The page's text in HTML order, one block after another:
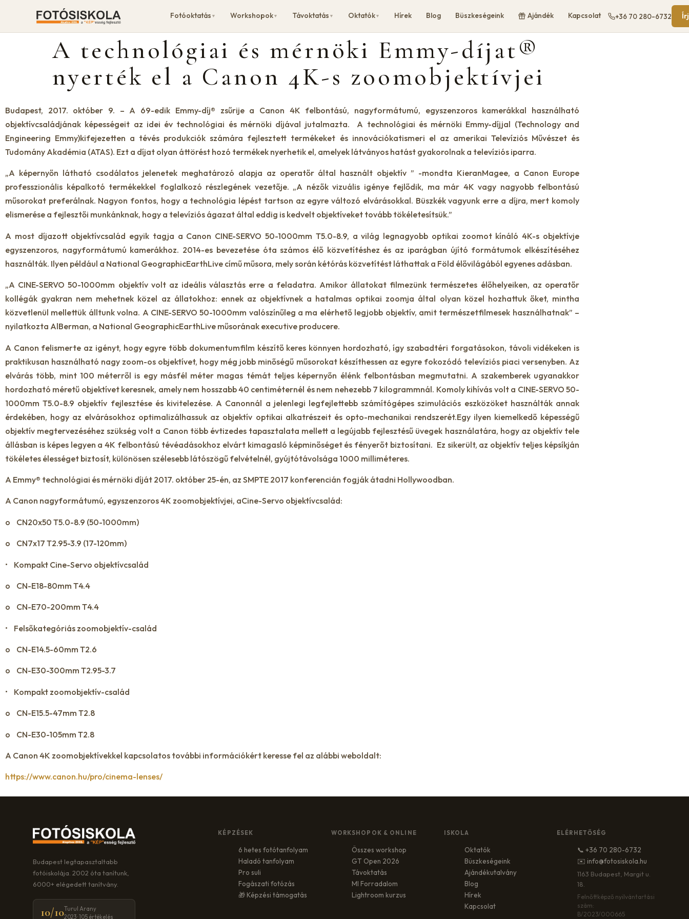
Fotóoktatás ▼ Workshopok▼ Távoktatás ▼ Oktatók▼ Hírek Blog Büszkeségeink Ajándék Kapcsolat +36 70 280-6732
A technológiai és mérnöki Emmy-díjat®
nyerték el a Canon 4K-s zoomobjektívjei
Budapest, 2017. október 9. – A 69-edik Emmy-díj® zsűrije a Canon 4K felbontású, nagyformátumú, egyszenzoros kamerákkal használható
objektívcsaládjának képességeit az idei év technológiai és mérnöki díjával jutalmazta. A technológiai és mérnöki Emmy-díjjal (Technology and
Engineering Emmy)kifejezetten a tévés produkciók számára fejlesztett termékeket és innovációkatismeri el az amerikai Televíziós Művészet és
Tudomány Akadémia (ATAS). Ezt a díjat olyan áttörést hozó termékek nyerhetik el, amelyek látványos hatást gyakorolnak a televíziós iparra.
„A képernyőn látható csodálatos jelenetek meghatározó alapja az operatőr által használt objektív ” -mondta KieranMagee, a Canon Europe
professzionális képalkotó termékekkel foglalkozó részlegének vezetője. „A nézők vizuális igénye fejlődik, ma már 4K vagy nagyobb felbontású
műsorokat preferálnak. Nagyon fontos, hogy a technológia lépést tartson az egyre változó elvárásokkal. Büszkék vagyunk erre a díjra, mert komoly
elismerése a fejlesztői munkánknak, hogy a televíziós ágazat által eddig is kedvelt objektíveket tovább tökéletesítsük.”
A most díjazott objektívcsalád egyik tagja a Canon CINE-SERVO 50-1000mm T5.0-8.9, a világ legnagyobb optikai zoomot kínáló 4K-s objektívje
egyszenzoros, nagyformátumú kamerákhoz. 2014-es bevezetése óta számos élő közvetítéshez és az iparágban újító formátumok elkészítéséhez
használták. Ilyen például a National GeographicEarthLive című műsora, mely során kétórás közvetítést láthattak a Föld élővilágából egyenes adásban.
„A CINE-SERVO 50-1000mm objektív volt az ideális választás erre a feladatra. Amikor állatokat filmezünk természetes élőhelyeiken, az operatőr
kollégák gyakran nem mehetnek közel az állatokhoz: ennek az objektívnek a hatalmas optikai zoomja által olyan közel hozhattuk őket, mintha
közvetlenül mellettük álltunk volna. A CINE-SERVO 50-1000mm valószínűleg a ma elérhető legjobb objektív, amit természetfilmesek használhatnak” –
nyilatkozta AlBerman, a National GeographicEarthLive műsorának executive producere.
A Canon felismerte az igényt, hogy egyre több dokumentumfilm készítő keres könnyen hordozható, így szabadtéri forgatásokon, távoli vidékeken is
praktikusan használható nagy zoom-os objektívet, hogy még jobb minőségű műsorokat készíthessen az egyre fokozódó televíziós piaci versenyben. Az
elvárás több, mint 100 méterről is egy másfél méter magas témát teljes képernyőn élénk felbontásban megmutatni. A szakemberek ugyanakkor
hordozható méretű objektívet keresnek, amely nem hosszabb 40 centiméternél és nem nehezebb 7 kilogrammnál. Komoly kihívás volt a CINE-SERVO 50-
1000mm T5.0-8.9 objektív fejlesztése és kivitelezése. A Canonnál a jelenlegi legfejlettebb számítógépes szimulációs eszközöket használták annak
érdekében, hogy az elvárásokhoz optimalizálhassuk az objektív optikai alkatrészeit és opto-mechanikai rendszerét.Egy ilyen kiemelkedő képességű
objektív megtervezéséhez szükség volt a Canon több évtizedes tapasztalata mellett a legújabb fejlesztésű üvegek használatára, hogy az objektív tele
állásban is képes legyen a 4K felbontású tévéadásokhoz elvárt kimagasló képminőséget és fényerőt biztosítani. Ez sikerült, az objektív teljes képsíkján
tökéletes élességet biztosít, különösen szélesebb látószögű felvételnél, gyújtótávolsága 1000 milliméteres.
A Emmy® technológiai és mérnöki díját 2017. október 25-én, az SMPTE 2017 konferencián fogják átadni Hollywoodban.
A Canon nagyformátumú, egyszenzoros 4K zoomobjektívjei, aCine-Servo objektívcsalád:
o CN20x50 T5.0-8.9 (50-1000mm)
o CN7x17 T2.95-3.9 (17-120mm)
• Kompakt Cine-Servo objektívcsalád
o CN-E18-80mm T4.4
o CN-E70-200mm T4.4
• Felsőkategóriás zoomobjektív-család
o CN-E14.5-60mm T2.6
o CN-E30-300mm T2.95-3.7
• Kompakt zoomobjektív-család
o CN-E15.5-47mm T2.8
o CN-E30-105mm T2.8
A Canon 4K zoomobjektívekkel kapcsolatos további információkért keresse fel az alábbi weboldalt:
https://www.canon.hu/pro/cinema-lenses/
Budapest legtapasztaltabb
fotóiskolája. 2002 óta tanítunk,
6000+ elégedett tanítvány.
10/10Turul Arany
2023 · 105 értékelés
KÉPZÉSEK
6 hetes fotótanfolyam
Haladó tanfolyam
Pro suli
Fogászati fotózás
🎁 Képzési támogatás
WORKSHOPOK & ONLINE
Összes workshop
GT Open 2026
Távoktatás
MI Forradalom
Lightroom kurzus
ISKOLA
Oktatók
Büszkeségeink
Ajándékutalvány
Blog
Hírek
Kapcsolat
ELÉRHETŐSÉG
📞 +36 70 280-6732
✉️ info@fotosiskola.hu
1163 Budapest, Margit u.
18.
Felnőttképző nyilvántartási
szám:
B/2023/000665